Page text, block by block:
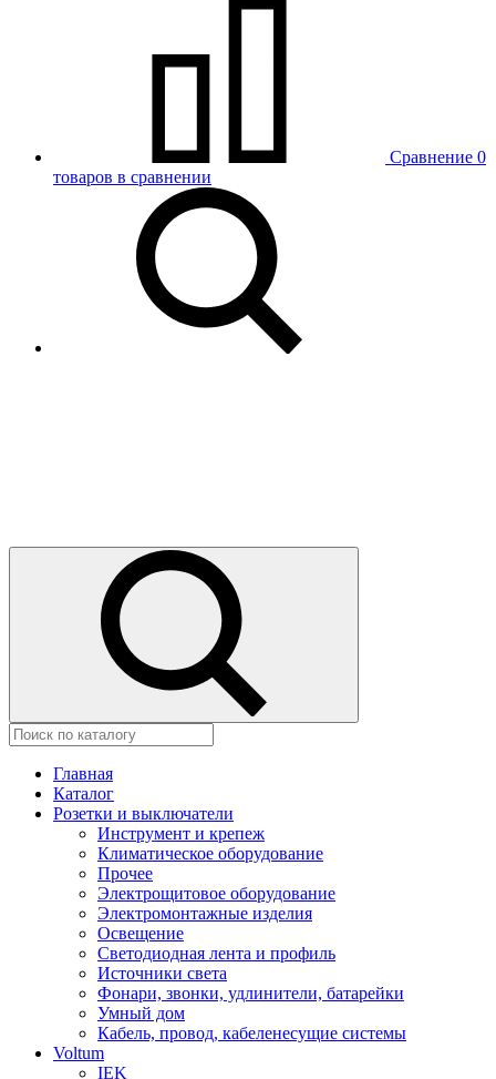
Сравнение 0
товаров в сравнении
Главная
Каталог
Розетки и выключатели
Инструмент и крепеж
Климатическое оборудование
Прочее
Электрощитовое оборудование
Электромонтажные изделия
Освещение
Светодиодная лента и профиль
Источники света
Фонари, звонки, удлинители, батарейки
Умный дом
Кабель, провод, кабеленесущие системы
Voltum
IEK